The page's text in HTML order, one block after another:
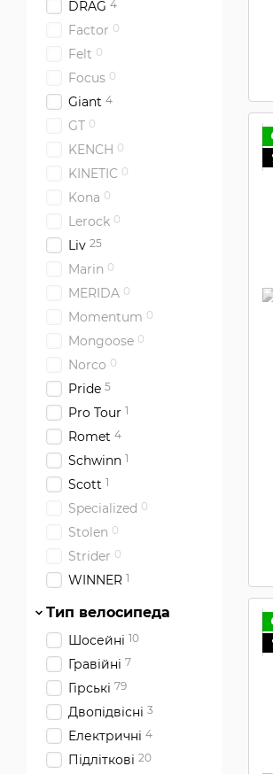
DRAG 4
Factor 0
Felt 0
Focus 0
Giant 4
GT 0
KENCH 0
KINETIC 0
Kona 0
Lerock 0
Liv 25
Marin 0
MERIDA 0
Momentum 0
Mongoose 0
Norco 0
Pride 5
Pro Tour 1
Romet 4
Schwinn 1
Scott 1
Specialized 0
Stolen 0
Strider 0
WINNER 1
Тип велосипеда
Шосейні 10
Гравійні 7
Гірські 79
Двопідвісні 3
Електричні 4
Підліткові 20